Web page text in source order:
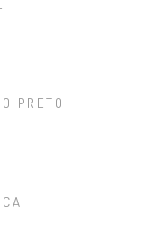
PRETO